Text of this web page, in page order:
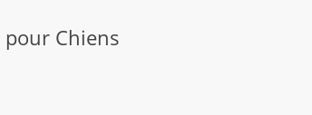
Chiens